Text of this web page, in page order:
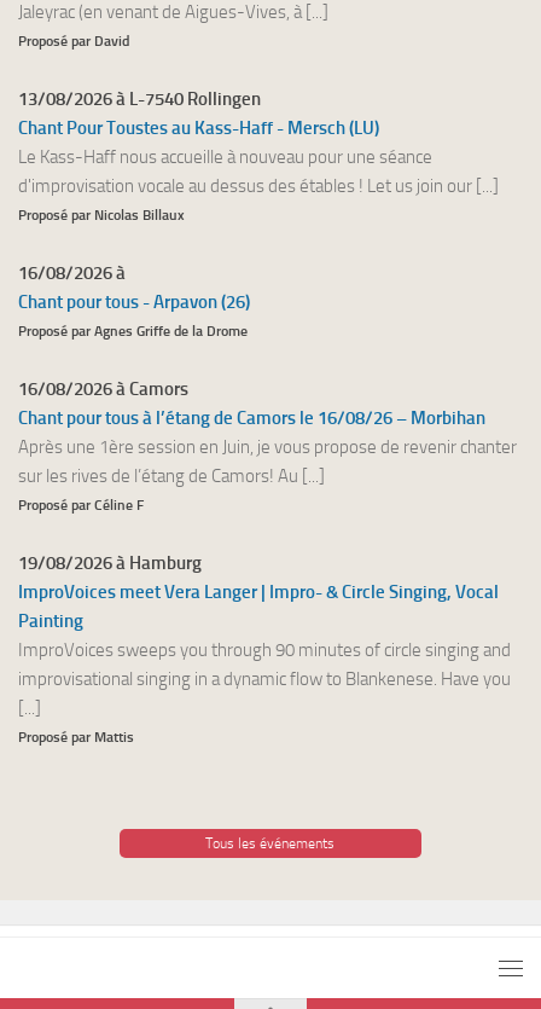
Jaleyrac (en venant de Aigues-Vives, à [...]
Proposé par David
13/08/2026 à L-7540 Rollingen
Chant Pour Toustes au Kass-Haff - Mersch (LU)
Le Kass-Haff nous accueille à nouveau pour une séance
d'improvisation vocale au dessus des étables ! Let us join our [...]
Proposé par Nicolas Billaux
16/08/2026 à
Chant pour tous - Arpavon (26)
Proposé par Agnes Griffe de la Drome
16/08/2026 à Camors
Chant pour tous à l’étang de Camors le 16/08/26 – Morbihan
Après une 1ère session en Juin, je vous propose de revenir chanter
sur les rives de l’étang de Camors! Au [...]
Proposé par Céline F
19/08/2026 à Hamburg
ImproVoices meet Vera Langer | Impro- & Circle Singing, Vocal
Painting
ImproVoices sweeps you through 90 minutes of circle singing and
improvisational singing in a dynamic flow to Blankenese. Have you
[...]
Proposé par Mattis
Tous les événements